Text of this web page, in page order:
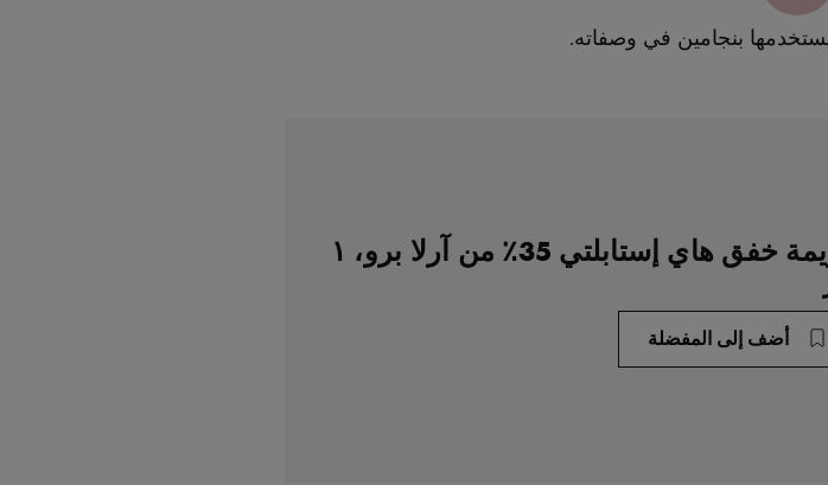
بنجامين في وصفاته.
كريمة خفق هاي إستابلتي 35٪ من آرلا برو، ١
أضف إلى المفضلة